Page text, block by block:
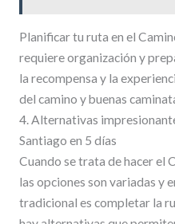
Planificar tu ruta en el
requiere organización y
la recompensa y la
del camino y buenas
4. Alternativas
Santiago en 5 días
Cuando se trata de hacer el
las opciones son variadas y
tradicional es completar la